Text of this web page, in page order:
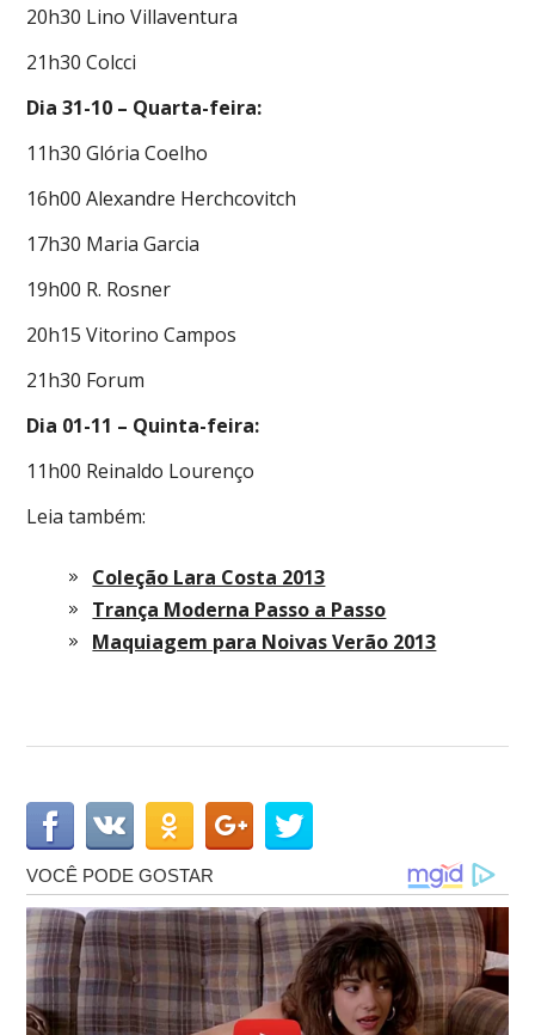
20h30 Lino Villaventura
21h30 Colcci
Dia 31-10 – Quarta-feira:
11h30 Glória Coelho
16h00 Alexandre Herchcovitch
17h30 Maria Garcia
19h00 R. Rosner
20h15 Vitorino Campos
21h30 Forum
Dia 01-11 – Quinta-feira:
11h00 Reinaldo Lourenço
Leia também:
Coleção Lara Costa 2013
Trança Moderna Passo a Passo
Maquiagem para Noivas Verão 2013